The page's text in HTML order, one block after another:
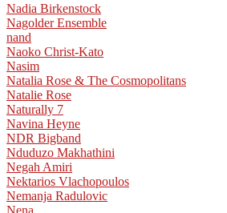
Nadia Birkenstock
Nagolder Ensemble
nand
Naoko Christ-Kato
Nasim
Natalia Rose & The Cosmopolitans
Natalie Rose
Naturally 7
Navina Heyne
NDR Bigband
Nduduzo Makhathini
Negah Amiri
Nektarios Vlachopoulos
Nemanja Radulovic
Nena